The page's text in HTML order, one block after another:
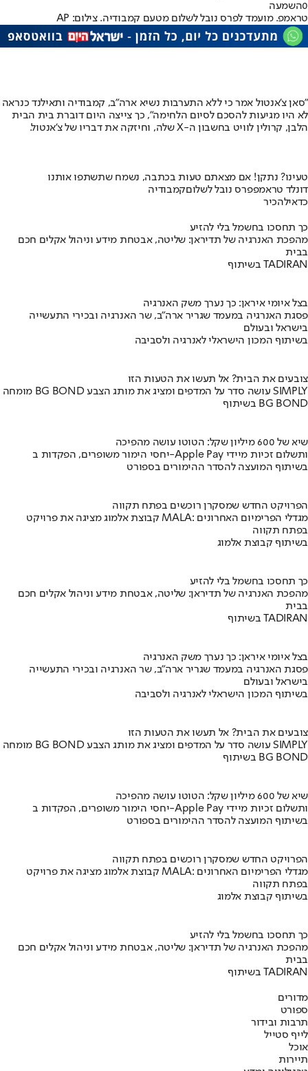
0השמעה
טראמפ. מועמד לפרס נובל לשלום מטעם קמבודיה. צילום: AP
"סאן צ'אנטול אמר כי ללא התערבות נשיא ארה"ב, קמבודיה ותאילנד כנראה
לא היו מגיעות להסכם לסיום הלחימה", כך צייצה היום דוברת בית הבית
הלבן, קרולין לוויט בחשבון ה-X שלה, וחיזקה את דבריו של צ'אנטול.
טעינו? נתקן! אם מצאתם טעות בכתבה, נשמח שתשתפו אותנו
דונלד טראמפפרס נובל לשלוםקמבודיה
כדאילהכיר
כך תחסכו בחשמל בלי להזיע
מהפכת האנרגיה של תדיראן: שליטה, אבטחת מידע וניהול אקלים חכם
בבית
בשיתוף TADIRAN
בצל איומי איראן: כך נערך משק האנרגיה
פסגת האנרגיה במעמד שגריר ארה"ב, שר האנרגיה ובכירי התעשייה
בישראל ובעולם
בשיתוף המכון הישראלי לאנרגיה ולסביבה
צובעים את הבית? אל תעשו את הטעות הזו
מומחה BG BOND עושה סדר על המדפים ומציג את מותג הצבע SIMPLY
בשיתוף BG BOND
שיא של 600 מיליון שקל: הטוטו עושה מהפיכה
יחסי הימור משופרים, הפקדות ב-Apple Pay ותשלום זכיות מיידי
בשיתוף המועצה להסדר ההימורים בספורט
הפרויקט החדש שמסקרן רוכשים בפתח תקווה
קבוצת אלמוג מציגה את פרויקט MALA: מגדלי הפרימיום האחרונים
בפתח תקווה
בשיתוף קבוצת אלמוג
כך תחסכו בחשמל בלי להזיע
מהפכת האנרגיה של תדיראן: שליטה, אבטחת מידע וניהול אקלים חכם
בבית
בשיתוף TADIRAN
בצל איומי איראן: כך נערך משק האנרגיה
פסגת האנרגיה במעמד שגריר ארה"ב, שר האנרגיה ובכירי התעשייה
בישראל ובעולם
בשיתוף המכון הישראלי לאנרגיה ולסביבה
צובעים את הבית? אל תעשו את הטעות הזו
מומחה BG BOND עושה סדר על המדפים ומציג את מותג הצבע SIMPLY
בשיתוף BG BOND
שיא של 600 מיליון שקל: הטוטו עושה מהפיכה
יחסי הימור משופרים, הפקדות ב-Apple Pay ותשלום זכיות מיידי
בשיתוף המועצה להסדר ההימורים בספורט
הפרויקט החדש שמסקרן רוכשים בפתח תקווה
קבוצת אלמוג מציגה את פרויקט MALA: מגדלי הפרימיום האחרונים
בפתח תקווה
בשיתוף קבוצת אלמוג
כך תחסכו בחשמל בלי להזיע
מהפכת האנרגיה של תדיראן: שליטה, אבטחת מידע וניהול אקלים חכם
בבית
בשיתוף TADIRAN
מדורים
ספורט
תרבות ובידור
לייף סטייל
אוכל
תיירות